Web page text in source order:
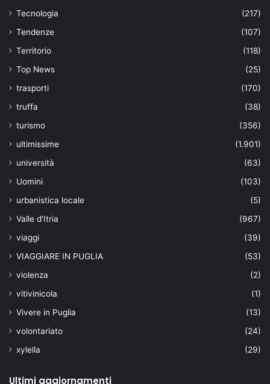
Tecnologia
(217)
Tendenze
(107)
Territorio
(118)
Top News
(25)
trasporti
(170)
truffa
(38)
turismo
(356)
ultimissime
(1.901)
università
(63)
Uomini
(103)
urbanistica locale
(5)
Valle d'Itria
(967)
viaggi
(39)
VIAGGIARE IN PUGLIA
(53)
violenza
(2)
vitivinicola
(1)
Vivere in Puglia
(13)
volontariato
(24)
xylella
(29)
Ultimi aggiornamenti